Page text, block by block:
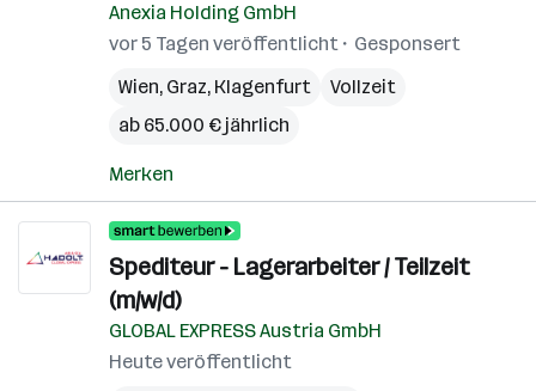
Anexia Holding GmbH
vor 5 Tagen veröffentlicht
Gesponsert
Wien, Graz, Klagenfurt
Vollzeit
ab 65.000 € jährlich
Merken
Spediteur - Lagerarbeiter / Teilzeit
(m/w/d)
GLOBAL EXPRESS Austria GmbH
Heute veröffentlicht